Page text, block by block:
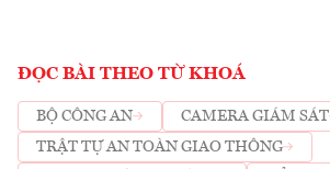
ĐỌC BÀI THEO TỪ KHOÁ
BỘ CÔNG AN
CAMERA GIÁM SÁT
TRẬT TỰ AN TOÀN GIAO THÔNG